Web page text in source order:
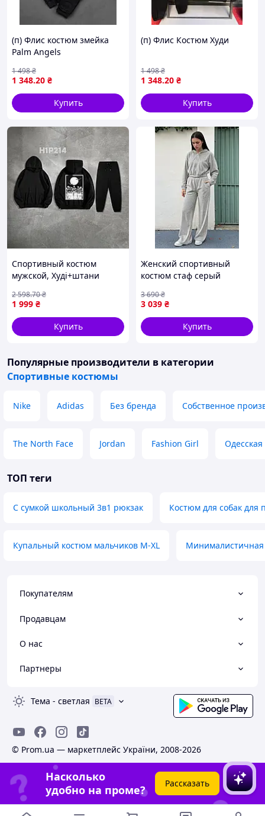
(п) Флис костюм змейка
Palm Angels
1 348.20 ₴
1 498₴
Купить
(п) Флис Костюм Худи
1 348.20 ₴
1 498₴
Купить
Спортивный костюм
мужской, Худі+штани
1 999 ₴
2 598.70₴
Купить
Женский спортивный
костюм стаф серый
брюки кофта Staff papay
graymelange Seli Жіночий
спортивний костюм стаф
3 039 ₴
3 690₴
Купить
Популярные производители в категории
Спортивные костюмы
Nike Adidas Без бренда Собственное
The North Face Jordan Fashion Girl
ТОП теги
С сумкой школьный 3в1 рюкзак Костюм для собак для
Купальный костюм мальчиков M-XL
Покупателям
Продавцам
О нас
Партнеры
Тема - светлая BETA
© Prom.ua — маркетплейс України, 2008-2026
Насколько
удобно на проме?
Рассказать